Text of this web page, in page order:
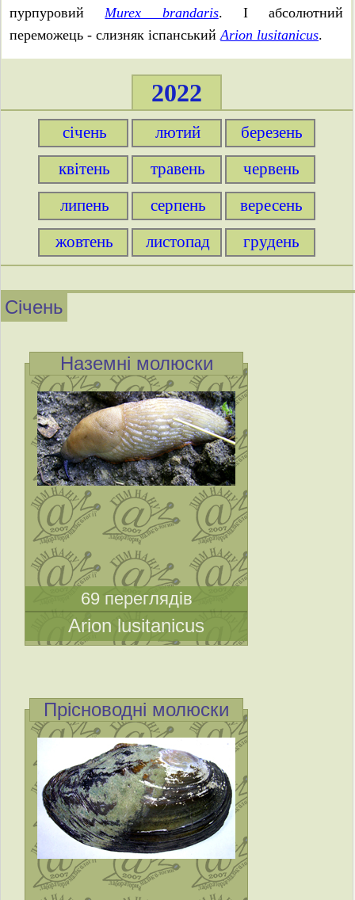
пурпуровийMurex brandaris. І абсолютний
переможець - слизняк іспанськийArion lusitanicus.
2022
січень лютий
березень
квітень
травень
червень
липень
серпень
вересень
жовтень
листопад грудень
Січень
Наземні молюски
69 переглядів
Arion lusitanicus
Прісноводні молюски